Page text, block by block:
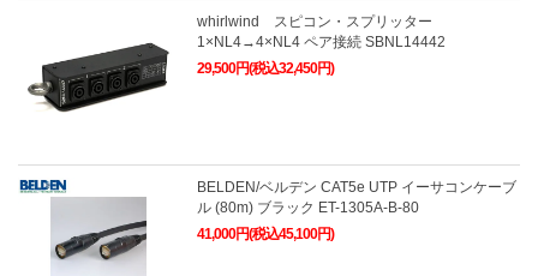
whirlwind スピコン・スプリッター
1×NL4→4×NL4 ペア接続 SBNL14442
29,500円(税込32,450円)
BELDEN/ベルデン CAT5e UTP イーサコンケーブ
ル (80m) ブラック ET-1305A-B-80
41,000円(税込45,100円)